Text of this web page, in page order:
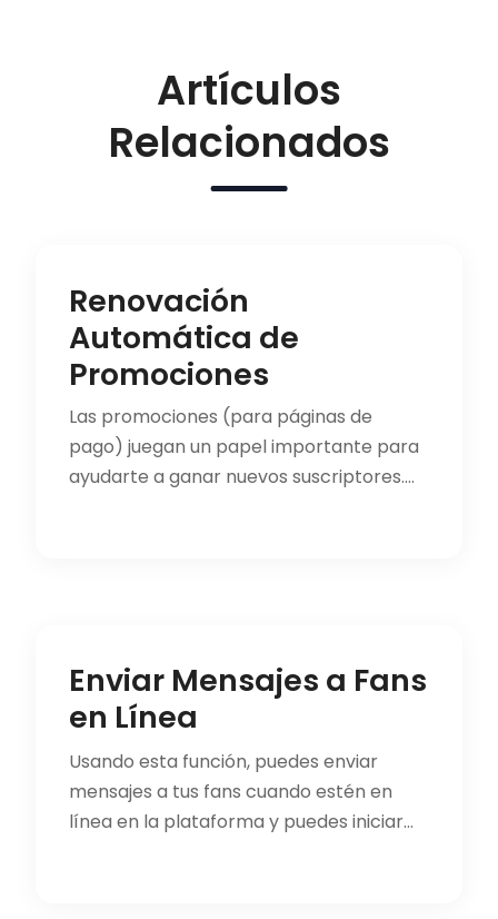
Artículos
Relacionados
Renovación
Automática de
Promociones
Las promociones (para páginas de
pago) juegan un papel importante para
ayudarte a ganar nuevos suscriptores.
Enviar Mensajes a Fans
en Línea
Usando esta función, puedes enviar
mensajes a tus fans cuando estén en
línea en la plataforma y puedes iniciar